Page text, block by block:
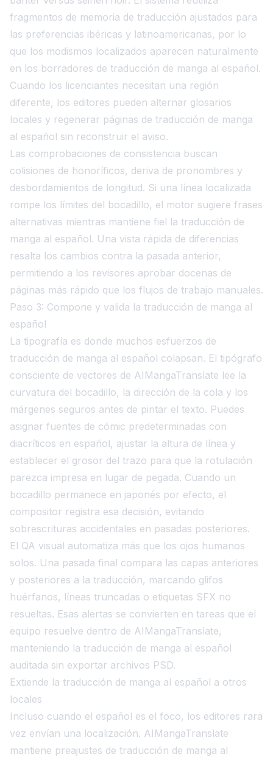
fragmentos de memoria de traducción ajustados para
las preferencias ibéricas y latinoamericanas, por lo
que los modismos localizados aparecen naturalmente
en los borradores de traducción de manga al español.
Cuando los licenciantes necesitan una región
diferente, los editores pueden alternar glosarios
locales y regenerar páginas de traducción de manga
al español sin reconstruir el aviso.
Las comprobaciones de consistencia buscan
colisiones de honoríficos, deriva de pronombres y
desbordamientos de longitud. Si una línea localizada
rompe los límites del bocadillo, el motor sugiere frases
alternativas mientras mantiene fiel la traducción de
manga al español. Una vista rápida de diferencias
resalta los cambios contra la pasada anterior,
permitiendo a los revisores aprobar docenas de
páginas más rápido que los flujos de trabajo manuales.
Paso 3: Compone y valida la traducción de manga al
español
La tipografía es donde muchos esfuerzos de
traducción de manga al español colapsan. El tipógrafo
consciente de vectores de AIMangaTranslate lee la
curvatura del bocadillo, la dirección de la cola y los
márgenes seguros antes de pintar el texto. Puedes
asignar fuentes de cómic predeterminadas con
diacríticos en español, ajustar la altura de línea y
establecer el grosor del trazo para que la rotulación
parezca impresa en lugar de pegada. Cuando un
bocadillo permanece en japonés por efecto, el
compositor registra esa decisión, evitando
sobrescrituras accidentales en pasadas posteriores.
El QA visual automatiza más que los ojos humanos
solos. Una pasada final compara las capas anteriores
y posteriores a la traducción, marcando glifos
huérfanos, líneas truncadas o etiquetas SFX no
resueltas. Esas alertas se convierten en tareas que el
equipo resuelve dentro de AIMangaTranslate,
manteniendo la traducción de manga al español
auditada sin exportar archivos PSD.
Extiende la traducción de manga al español a otros
locales
Incluso cuando el español es el foco, los editores rara
vez envían una localización. AIMangaTranslate
mantiene preajustes de traducción de manga al